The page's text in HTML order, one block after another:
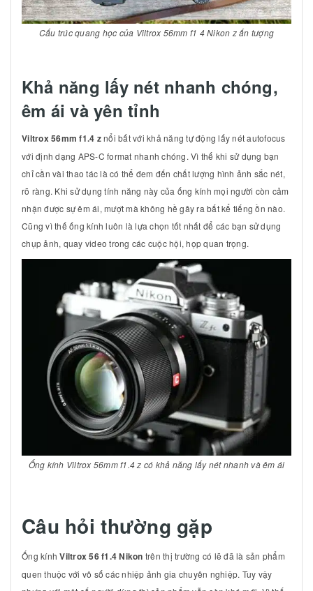
Cấu trúc quang học của Viltrox 56mm f1 4 Nikon z ấn tượng
Khả năng lấy nét nhanh chóng,
êm ái và yên tỉnh
Viltrox 56mm f1.4 znổi bất với khả năng tự động lấy nét autofocus
với định dạng APS-C format nhanh chóng. Vì thế khi sử dụng bạn
chỉ cần vài thao tác là có thể đem đến chất lượng hình ảnh sắc nét,
rõ ràng. Khi sử dụng tính năng này của ống kính mọi người còn cảm
nhận được sự êm ái, mượt mà không hề gây ra bất kể tiếng ồn nào.
Cũng vì thế ống kính luôn là lựa chọn tốt nhất để các bạn sử dụng
chụp ảnh, quay video trong các cuộc hội, họp quan trọng.
Ống kính Viltrox 56mm f1.4 z có khả năng lấy nét nhanh và êm ái
Câu hỏi thường gặp
Ống kínhViltrox 56 f1.4 Nikon trên thị trường có lẽ đã là sản phẩm
quen thuộc với vô số các nhiệp ảnh gia chuyên nghiệp. Tuy vậy